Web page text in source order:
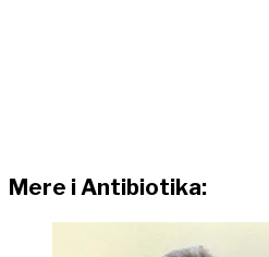
Mere i Antibiotika: